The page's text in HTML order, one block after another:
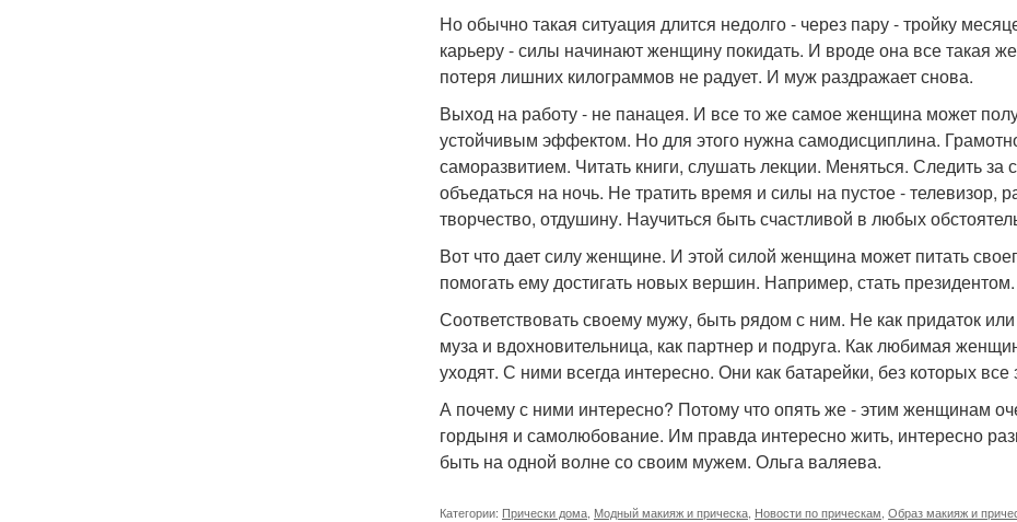
Но обычно такая ситуация длится недолго - через пару - тройку
карьеру - силы начинают женщину покидать. И вроде она все такая
потеря лишних килограммов не радует. И муж раздражает снова.
Выход на работу - не панацея. И все то же самое женщина может
устойчивым эффектом. Но для этого нужна самодисциплина.
саморазвитием. Читать книги, слушать лекции. Меняться. Следить за
объедаться на ночь. Не тратить время и силы на пустое - телевизор,
творчество, отдушину. Научиться быть счастливой в любых
Вот что дает силу женщине. И этой силой женщина может питать
помогать ему достигать новых вершин. Например, стать президентом.
Соответствовать своему мужу, быть рядом с ним. Не как придаток
муза и вдохновительница, как партнер и подруга. Как любимая
уходят. С ними всегда интересно. Они как батарейки, без которых все
А почему с ними интересно? Потому что опять же - этим женщинам
гордыня и самолюбование. Им правда интересно жить, интересно
быть на одной волне со своим мужем. Ольга валяева.
Категории: Прически дома Модный макияж и прическа Новости по прическам Образ макияж и